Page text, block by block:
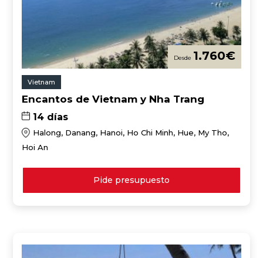
1.760€
Vietnam
Encantos de Vietnam y Nha Trang
14 días
Halong, Danang, Hanoi, Ho Chi Minh, Hue, My Tho,
Hoi An
Pide presupuesto